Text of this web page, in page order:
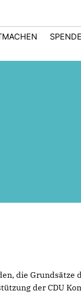
die
der CDU